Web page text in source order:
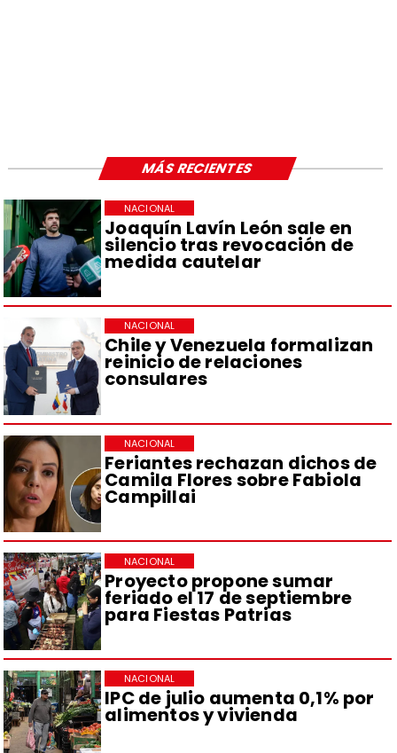
Joaquín Lavín León sale en
silencio tras revocación de
medida cautelar
NACIONAL
Chile y Venezuela formalizan
reinicio de relaciones
consulares
NACIONAL
Feriantes rechazan dichos de
Camila Flores sobre Fabiola
Campillai
NACIONAL
Proyecto propone sumar
feriado el 17 de septiembre
para Fiestas Patrias
NACIONAL
IPC de julio aumenta 0,1% por
alimentos y vivienda
NACIONAL
MÁS RECIENTES